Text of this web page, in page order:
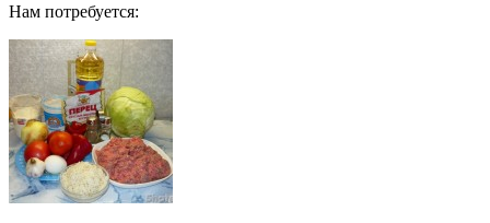
Нам потребуется: